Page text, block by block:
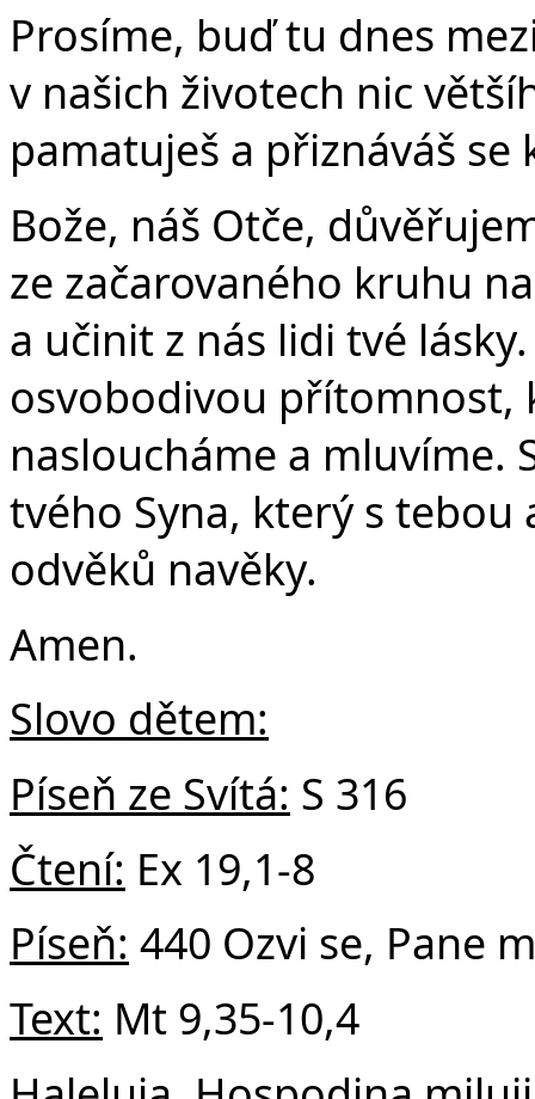
Prosíme, buď tu dnes
v našich životech nic
pamatuješ a přiznáváš se
Bože, náš Otče,
ze začarovaného kruhu
a učinit z nás lidi tvé
osvobodivou přítomnost,
nasloucháme a mluvíme.
tvého Syna, který s tebou
odvěků navěky.
Amen.
Slovo dětem:
Píseň ze Svítá: S 316
Čtení: Ex 19,1-8
Píseň: 440 Ozvi se, Pane
Text: Mt 9,35-10,4